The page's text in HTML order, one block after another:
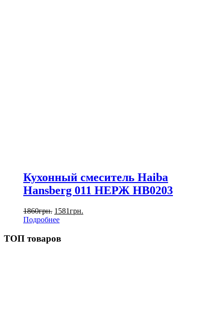
Кухонный смеситель Haiba
Hansberg 011 НЕРЖ HB0203
1860грн. 1581грн.
Подробнее
ТОП товаров